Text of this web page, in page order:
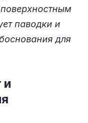
паводки и
для
и